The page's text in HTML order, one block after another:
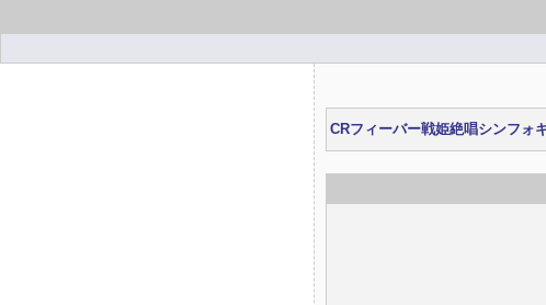
CRフィーバー戦姫絶唱シンフォ